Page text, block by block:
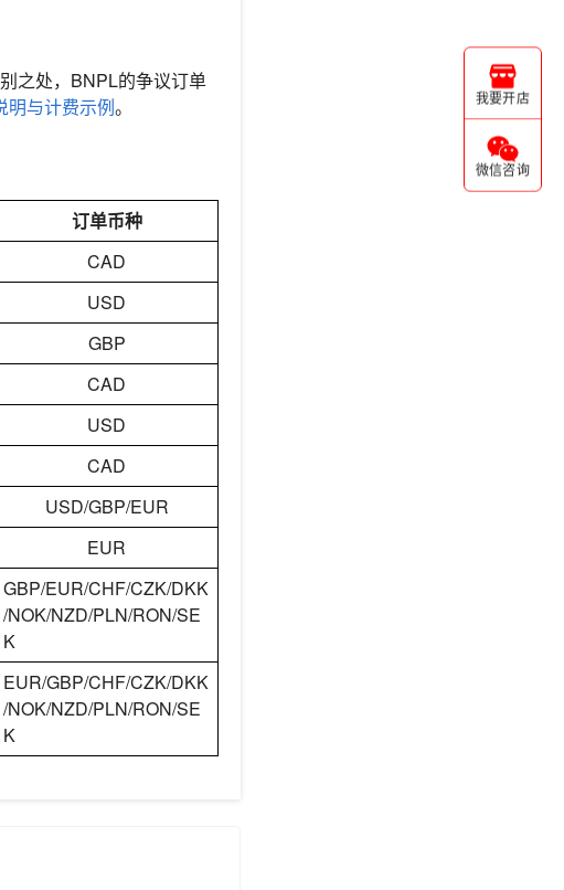
之处，BNPL的争议订单
明与计费示例。
订单币种
CAD
USD
GBP
CAD
USD
CAD
USD/GBP/EUR
EUR
GBP/EUR/CHF/CZK/DKK
/NOK/NZD/PLN/RON/SE
K
EUR/GBP/CHF/CZK/DKK
/NOK/NZD/PLN/RON/SE
K
我要开店
微信咨询